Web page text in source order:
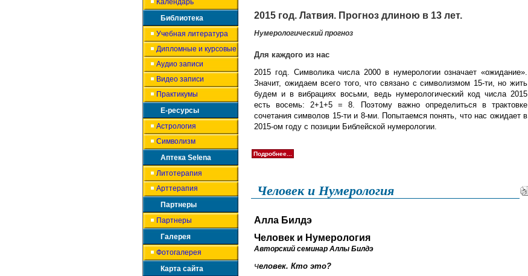
Календарь
Библиотека
Учебная литература
Дипломные и курсовые
Аудио записи
Видео записи
Практикумы
Е-ресурсы
Астрология
Символизм
Аптека Selena
Литотерапия
Арттерапия
Партнеры
Партнеры
Галерея
Фотогалерея
Карта сайта
2015 год. Латвия. Прогноз длиною в 13 лет.
Нумерологический прогноз
Для каждого из нас
2015 год. Символика числа 2000 в нумерологииозначает «ожидание».
Значит, ожидаем всего того, что связано с символизмом 15-ти, но жить
будем и в вибрациях восьми, ведь нумерологический код числа 2015
есть восемь: 2+1+5 = 8. Поэтому важно определиться в трактовке
сочетания символов 15-ти и 8-ми. Попытаемся понять, что нас ожидает в
2015-ом году с позиции Библейской нумерологии.
Подробнее...
Человек и Нумерология
Алла Билдэ
Человек и Нумерология
Авторский семинар Аллы Билдэ
Человек. Кто это?